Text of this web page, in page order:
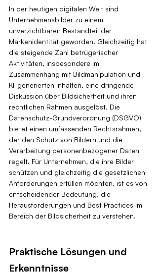
In der heutigen digitalen Welt sind
Unternehmensbilder zu einem
unverzichtbaren Bestandteil der
Markenidentität geworden. Gleichzeitig hat
die steigende Zahl betrügerischer
Aktivitäten, insbesondere im
Zusammenhang mit Bildmanipulation und
KI-generierten Inhalten, eine dringende
Diskussion über Bildsicherheit und ihren
rechtlichen Rahmen ausgelöst. Die
Datenschutz-Grundverordnung (DSGVO)
bietet einen umfassenden Rechtsrahmen,
der den Schutz von Bildern und die
Verarbeitung personenbezogener Daten
regelt. Für Unternehmen, die ihre Bilder
schützen und gleichzeitig die gesetzlichen
Anforderungen erfüllen möchten, ist es von
entscheidender Bedeutung, die
Herausforderungen und Best Practices im
Bereich der Bildsicherheit zu verstehen.
Praktische Lösungen und
Erkenntnisse